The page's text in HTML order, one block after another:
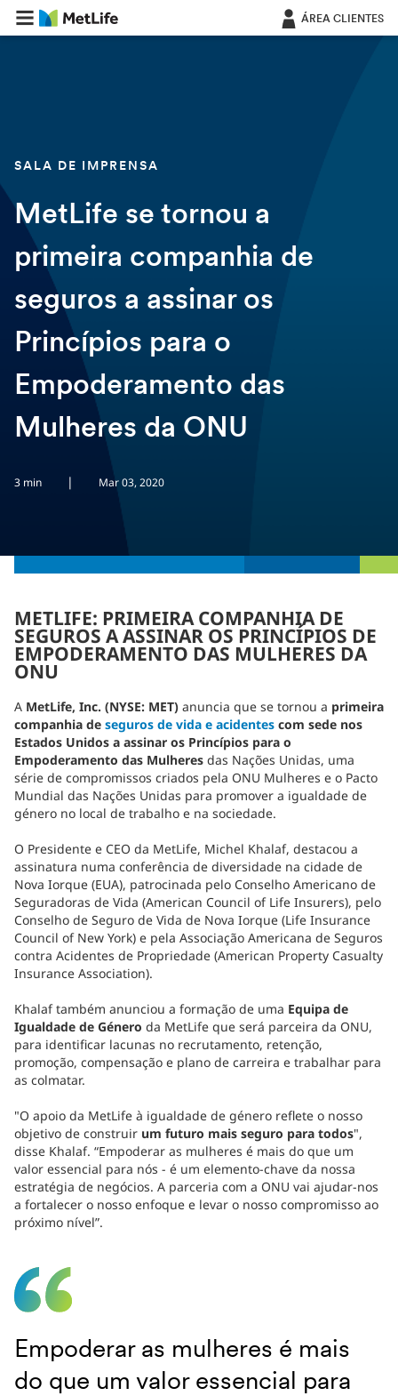
Saltar navegação ÁREA CLIENTES
SALA DE IMPRENSA
MetLife se tornou a
primeira companhia de
seguros a assinar os
Princípios para o
Empoderamento das
Mulheres da ONU
3 min | Mar 03, 2020
METLIFE: PRIMEIRA COMPANHIA DE
SEGUROS A ASSINAR OS PRINCÍPIOS DE
EMPODERAMENTO DAS MULHERES DA
ONU
A MetLife, Inc. (NYSE: MET) anuncia que se tornou a primeira
companhia de seguros de vida e acidentes com sede nos
Estados Unidos a assinar os Princípios para o
Empoderamento das Mulheres das Nações Unidas, uma
série de compromissos criados pela ONU Mulheres e o Pacto
Mundial das Nações Unidas para promover a igualdade de
género no local de trabalho e na sociedade.
O Presidente e CEO da MetLife, Michel Khalaf, destacou a
assinatura numa conferência de diversidade na cidade de
Nova Iorque (EUA), patrocinada pelo Conselho Americano de
Seguradoras de Vida (American Council of Life Insurers), pelo
Conselho de Seguro de Vida de Nova Iorque (Life Insurance
Council of New York) e pela Associação Americana de Seguros
contra Acidentes de Propriedade (American Property Casualty
Insurance Association).
Khalaf também anunciou a formação de uma Equipa de
Igualdade de Género da MetLife que será parceira da ONU,
para identificar lacunas no recrutamento, retenção,
promoção, compensação e plano de carreira e trabalhar para
as colmatar.
"O apoio da MetLife à igualdade de género reflete o nosso
objetivo de construir um futuro mais seguro para todos",
disse Khalaf. “Empoderar as mulheres é mais do que um
valor essencial para nós - é um elemento-chave da nossa
estratégia de negócios. A parceria com a ONU vai ajudar-nos
a fortalecer o nosso enfoque e levar o nosso compromisso ao
próximo nível”.
Empoderar as mulheres é mais
do que um valor essencial para